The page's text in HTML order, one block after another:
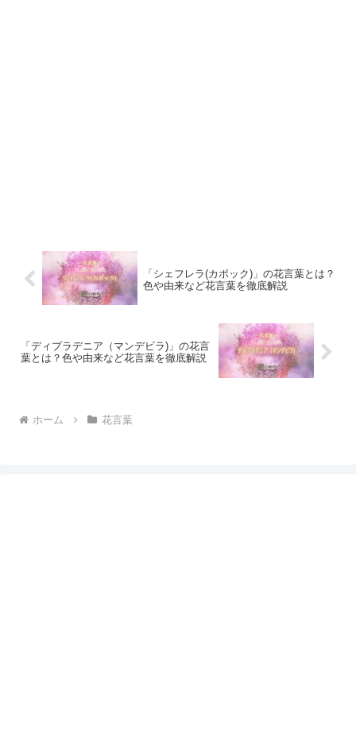
「シェフレラ(カポック)」の花言葉とは？
色や由来など花言葉を徹底解説
「ディプラデニア（マンデビラ)」の花言
葉とは？色や由来など花言葉を徹底解説
ホーム 花言葉